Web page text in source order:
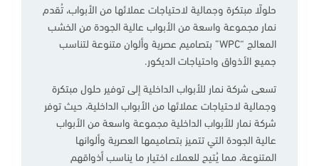
حلولًا مبتكرة وجمالية لاحتياجات عملائها من الأبواب، تُقدم
نمار مجموعة واسعة من الأبواب عالية الجودة من الخشب
المعالج “WPC” بتصاميم عصرية وألوان متنوعة لتناسب
جميع الأذواق واحتياجات الديكور.
تسعى شركة نمار للأبواب الداخلية إلى توفير حلول مبتكرة
وجمالية لاحتياجات عملائها من الأبواب الداخلية، حيث توفر
شركة نمار للأبواب الداخلية مجموعة واسعة من الأبواب
عالية الجودة التي تتميز بتصاميمها العصرية وألوانها
المتنوعة، مما يُتيح للعملاء اختيار ما يناسب أذواقهم